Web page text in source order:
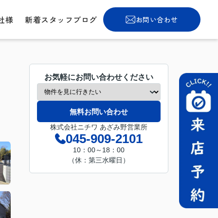
様 新着スタッフブログ お問い合わせ
お気軽にお問い合わせください
無料お問い合わせ
株式会社ニチワ あざみ野営業所
045-909-2101
10：00～18：00
（休：第三水曜日）